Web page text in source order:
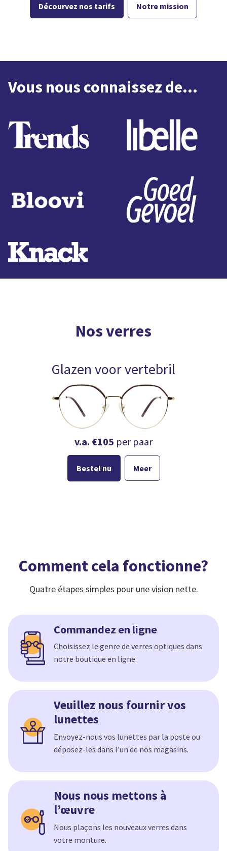
Décourvez nos tarifs Notre mission
Vous nous connaissez de...
Nos verres
Glazen voor vertebril
v.a. €105 per paar
Bestel nu Meer
Comment cela fonctionne?
Quatre étapes simples pour une vision nette.
Commandez en ligne
Choisissez le genre de verres optiques dans
notre boutique en ligne.
Veuillez nous fournir vos
lunettes
Envoyez-nous vos lunettes par la poste ou
déposez-les dans l'un de nos magasins.
Nous nous mettons à
l’œuvre
Nous plaçons les nouveaux verres dans
votre monture.